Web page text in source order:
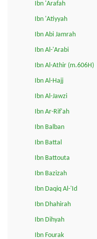
Ibn 'Arafah
Ibn 'Atiyyah
Ibn Abi Jamrah
Ibn Al-'Arabi
Ibn Al-Athir (m.606H)
Ibn Al-Hajj
Ibn Al-Jawzi
Ibn Ar-Rif'ah
Ibn Balban
Ibn Battal
Ibn Battouta
Ibn Bazizah
Ibn Daqiq Al-'Id
Ibn Dhahirah
Ibn Dihyah
Ibn Fourak